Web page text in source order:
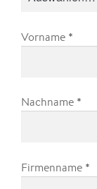
Vorname *
Nachname *
Firmenname *